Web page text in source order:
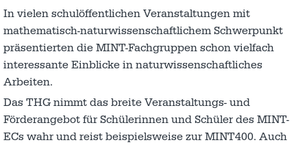
In vielen schulöffentlichen Veranstaltungen mit
mathematisch-naturwissenschaftlichem Schwerpunkt
präsentierten die MINT-Fachgruppen schon vielfach
interessante Einblicke in naturwissenschaftliches
Arbeiten.
Das THG nimmt das breite Veranstaltungs- und
Förderangebot für Schülerinnen und Schüler des MINT-
ECs wahr und reist beispielsweise zur MINT400. Auch